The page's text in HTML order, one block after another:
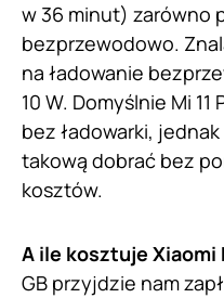
w 36 minut) zarówno
bezprzewodowo.
na ładowanie
10 W. Domyślnie Mi
bez ładowarki,
takową dobrać bez
kosztów.
A ile kosztuje Xiaomi
GB przyjdzie nam